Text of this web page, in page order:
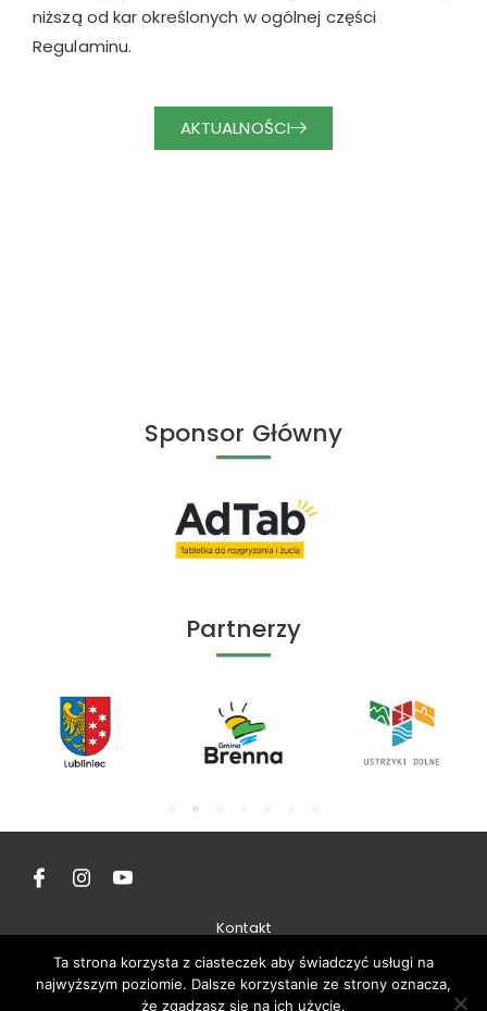
niższą od kar określonych w ogólnej części
Regulaminu.
AKTUALNOŚCI
Sponsor Główny
Partnerzy
Kontakt
Regulamin
Ta strona korzysta z ciasteczek aby świadczyć usługi na
najwyższym poziomie. Dalsze korzystanie ze strony oznacza,
że zgadzasz się na ich użycie.